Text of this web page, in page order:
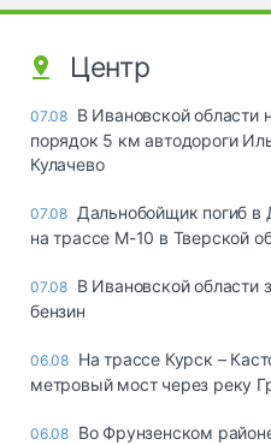
Центр
07.08 В Ивановской области
порядок 5 км автодороги
Кулачево
07.08 Дальнобойщик погиб
на трассе М-10 в Тверской
07.08 В Ивановской области
бензин
06.08 На трассе Курск –
метровый мост через реку
06.08 Во Фрунзенском